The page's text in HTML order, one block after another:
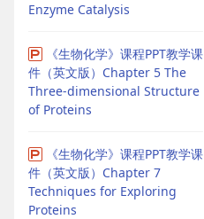
Enzyme Catalysis
《生物化学》课程PPT教学课
件（英文版）Chapter 5 The
Three-dimensional Structure
of Proteins
《生物化学》课程PPT教学课
件（英文版）Chapter 7
Techniques for Exploring
Proteins